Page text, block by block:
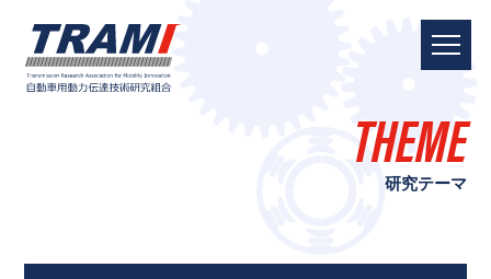
THEME
研究テーマ